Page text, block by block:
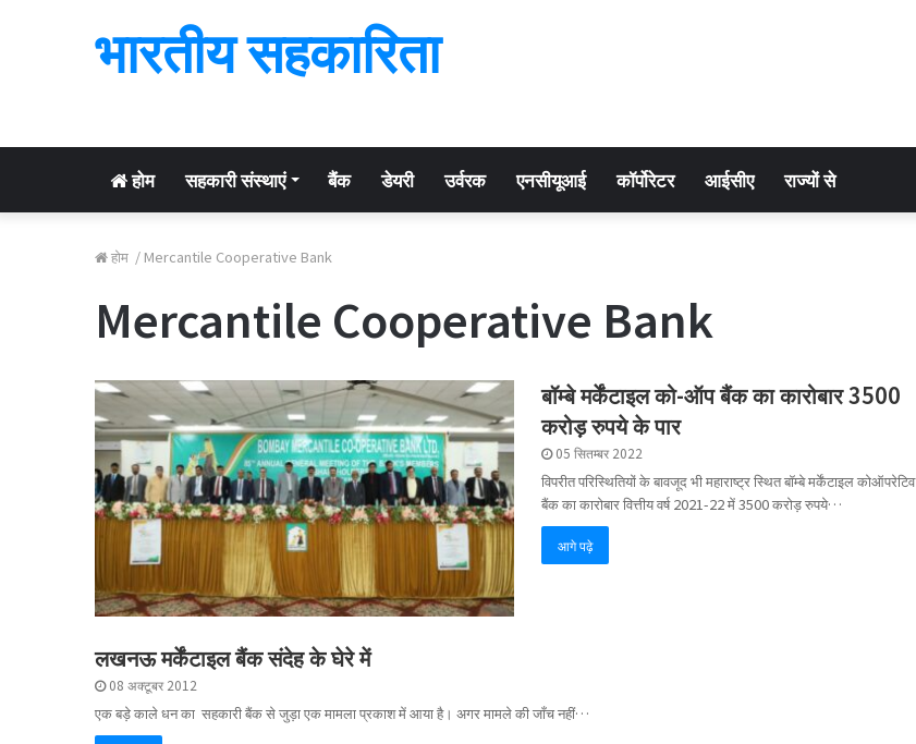
भारतीय सहकारिता
होम सहकारी संस्थाएं बैंक डेयरी उर्वरक एनसीयूआई कॉर्पोरेटर आईसीए राज्यों से
होम / Mercantile Cooperative Bank
Mercantile Cooperative Bank
बॉम्बे मर्केंटाइल को-ऑप बैंक का कारोबार 3500
करोड़ रुपये के पार
05 सितम्बर 2022
विपरीत परिस्थितियों के बावजूद भी महाराष्ट्र स्थित बॉम्बे मर्केंटाइल कोऑपरेटिव
बैंक का कारोबार वित्तीय वर्ष 2021-22 में 3500 करोड़ रुपये…
आगे पढ़े
लखनऊ मर्केंटाइल बैंक संदेह के घेरे में
08 अक्टूबर 2012
एक बड़े काले धन का सहकारी बैंक से जुड़ा एक मामला प्रकाश में आया है। अगर मामले की जाँच नहीं…